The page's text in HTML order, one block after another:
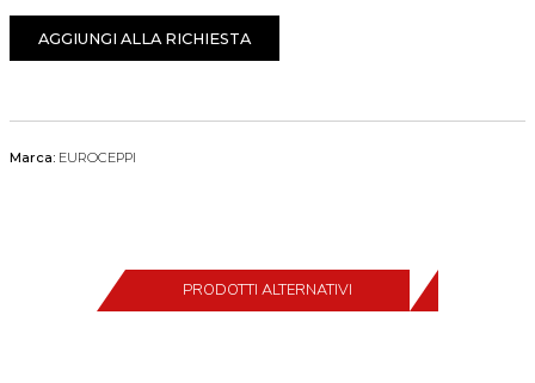
AGGIUNGI ALLA RICHIESTA
Marca: EUROCEPPI
PRODOTTI ALTERNATIVI